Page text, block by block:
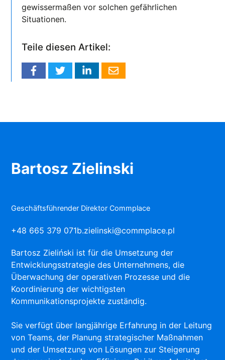
gewissermaßen vor solchen gefährlichen
Situationen.
Teile diesen Artikel:
Bartosz Zielinski
Geschäftsführender Direktor Commplace
+48 665 379 071b.zielinski@commplace.pl
Bartosz Zieliński ist für die Umsetzung der
Entwicklungsstrategie des Unternehmens, die
Überwachung der operativen Prozesse und die
Koordinierung der wichtigsten
Kommunikationsprojekte zuständig.
Sie verfügt über langjährige Erfahrung in der Leitung
von Teams, der Planung strategischer Maßnahmen
und der Umsetzung von Lösungen zur Steigerung